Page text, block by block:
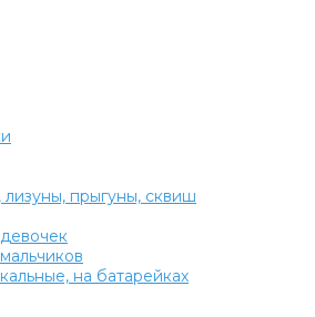
прыгуны, сквиш
на батарейках